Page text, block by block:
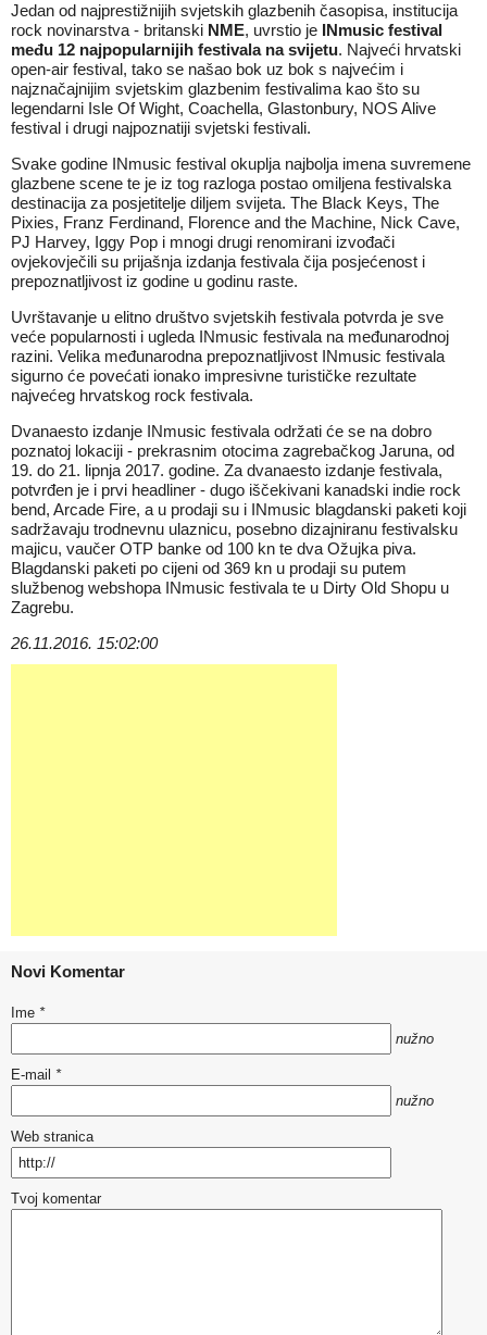
Jedan od najprestižnijih svjetskih glazbenih časopisa, institucija
rock novinarstva - britanski NME, uvrstio je INmusic festival
među 12 najpopularnijih festivala na svijetu. Najveći hrvatski
open-air festival, tako se našao bok uz bok s najvećim i
najznačajnijim svjetskim glazbenim festivalima kao što su
legendarni Isle Of Wight, Coachella, Glastonbury, NOS Alive
festival i drugi najpoznatiji svjetski festivali.
Svake godine INmusic festival okuplja najbolja imena suvremene
glazbene scene te je iz tog razloga postao omiljena festivalska
destinacija za posjetitelje diljem svijeta. The Black Keys, The
Pixies, Franz Ferdinand, Florence and the Machine, Nick Cave,
PJ Harvey, Iggy Pop i mnogi drugi renomirani izvođači
ovjekovječili su prijašnja izdanja festivala čija posjećenost i
prepoznatljivost iz godine u godinu raste.
Uvrštavanje u elitno društvo svjetskih festivala potvrda je sve
veće popularnosti i ugleda INmusic festivala na međunarodnoj
razini. Velika međunarodna prepoznatljivost INmusic festivala
sigurno će povećati ionako impresivne turističke rezultate
najvećeg hrvatskog rock festivala.
Dvanaesto izdanje INmusic festivala održati će se na dobro
poznatoj lokaciji - prekrasnim otocima zagrebačkog Jaruna, od
19. do 21. lipnja 2017. godine. Za dvanaesto izdanje festivala,
potvrđen je i prvi headliner - dugo iščekivani kanadski indie rock
bend, Arcade Fire, a u prodaji su i INmusic blagdanski paketi koji
sadržavaju trodnevnu ulaznicu, posebno dizajniranu festivalsku
majicu, vaučer OTP banke od 100 kn te dva Ožujka piva.
Blagdanski paketi po cijeni od 369 kn u prodaji su putem
službenog webshopa INmusic festivala te u Dirty Old Shopu u
Zagrebu.
26.11.2016. 15:02:00
Novi Komentar
Ime *
nužno
E-mail *
nužno
Web stranica
Tvoj komentar